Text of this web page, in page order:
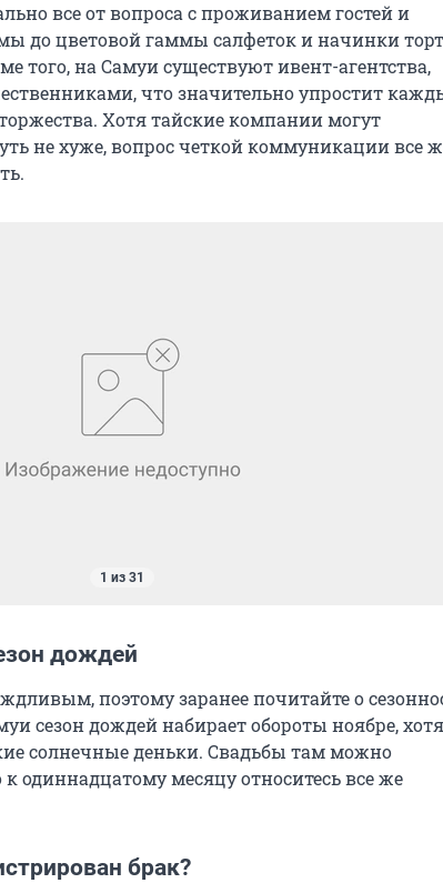
все от вопроса с проживанием гостей и
до цветовой гаммы салфеток и начинки
того, на Самуи существуют ивент-агентства,
что значительно упростит
Хотя тайские компании могут
не хуже, вопрос четкой коммуникации все
1 из 31
дождей
поэтому заранее почитайте о
сезон дождей набирает обороты ноябре,
солнечные деньки. Свадьбы там можно
одиннадцатому месяцу относитесь все же
брак?